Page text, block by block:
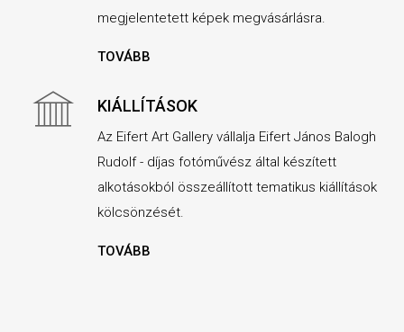
megjelentetett képek megvásárlásra.
TOVÁBB
KIÁLLÍTÁSOK
Az Eifert Art Gallery vállalja Eifert János Balogh
Rudolf - díjas fotóművész által készített
alkotásokból összeállított tematikus kiállítások
kölcsönzését.
TOVÁBB